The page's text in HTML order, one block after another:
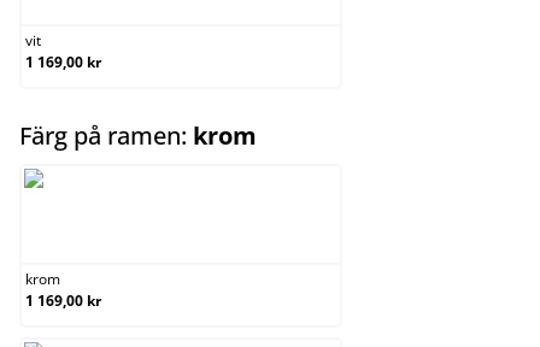
vit
1 169,00 kr
Färg på ramen: krom
krom
1 169,00 kr